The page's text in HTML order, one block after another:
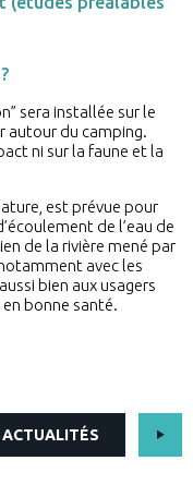
sera installée sur le
autour du camping.
ni sur la faune et la
est prévue pour
de l’eau de
de la rivière mené par
avec les
bien aux usagers
bonne santé.